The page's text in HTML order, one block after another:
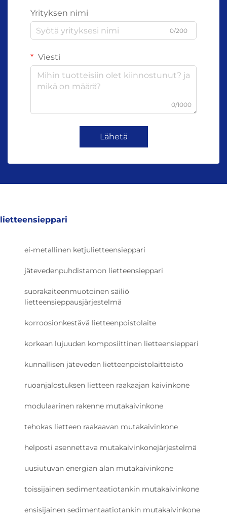
Yrityksen nimi
0/200
Viesti
0/1000
Lähetä
lietteensieppari
ei-metallinen ketjulietteensieppari
jätevedenpuhdistamon lietteensieppari
suorakaiteenmuotoinen säiliö
lietteensieppausjärjestelmä
korroosionkestävä lietteenpoistolaite
korkean lujuuden komposiittinen lietteensieppari
kunnallisen jäteveden lietteenpoistolaitteisto
ruoanjalostuksen lietteen raakaajan kaivinkone
modulaarinen rakenne mutakaivinkone
tehokas lietteen raakaavan mutakaivinkone
helposti asennettava mutakaivinkonejärjestelmä
uusiutuvan energian alan mutakaivinkone
toissijainen sedimentaatiotankin mutakaivinkone
ensisijainen sedimentaatiotankin mutakaivinkone